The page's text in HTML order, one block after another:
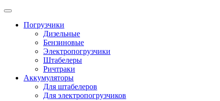
Погрузчики
Дизельные
Бензиновые
Электропогрузчики
Штабелеры
Ричтраки
Аккумуляторы
Для штабелеров
Для электропогрузчиков